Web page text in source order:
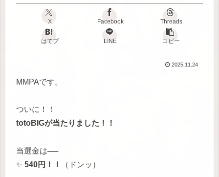
X Facebook Threads
はてブ LINE コピー
2025.11.24
MMPAです。
ついに！！
totoBIGが当たりました！！
当選金は──
✨ 540円！！ （ドンッ）